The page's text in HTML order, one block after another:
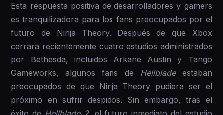
Esta respuesta positiva de desarrolladores y gamers
es tranquilizadora para los fans preocupados por el
futuro de Ninja Theory. Después de que Xbox
cerrara recientemente cuatro estudios administrados
por Bethesda, incluidos Arkane Austin y Tango
Gameworks, algunos fans de Hellbladeestaban
preocupados de que Ninja Theory pudiera ser el
próximo en sufrir despidos. Sin embargo, tras el
éxito de Hellblade 2, el futuro inmediato del estudio